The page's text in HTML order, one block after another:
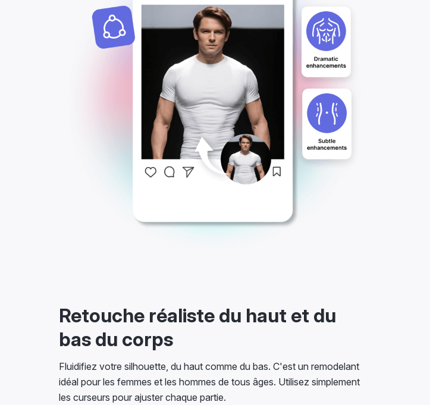
Retouche réaliste du haut et du
bas du corps
Fluidifiez votre silhouette, du haut comme du bas. C'est un remodelant
idéal pour les femmes et les hommes de tous âges. Utilisez simplement
les curseurs pour ajuster chaque partie.